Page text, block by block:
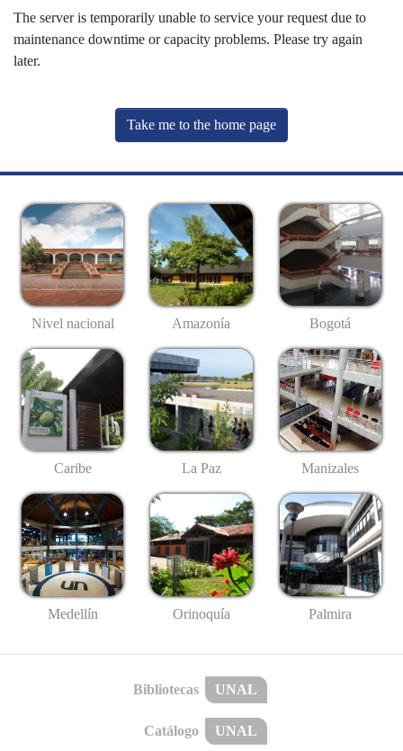
The server is temporarily unable to service your request due to
maintenance downtime or capacity problems. Please try again
later.
Take me to the home page
Nivel nacional Amazonía Bogotá
Caribe La Paz Manizales
Medellín Orinoquía Palmira
Bibliotecas UNAL
Catálogo UNAL